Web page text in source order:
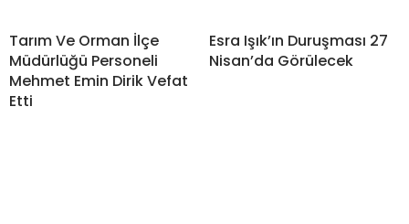
Tarım Ve Orman İlçe
Müdürlüğü Personeli
Mehmet Emin Dirik Vefat
Etti
Esra Işık’ın Duruşması 27
Nisan’da Görülecek